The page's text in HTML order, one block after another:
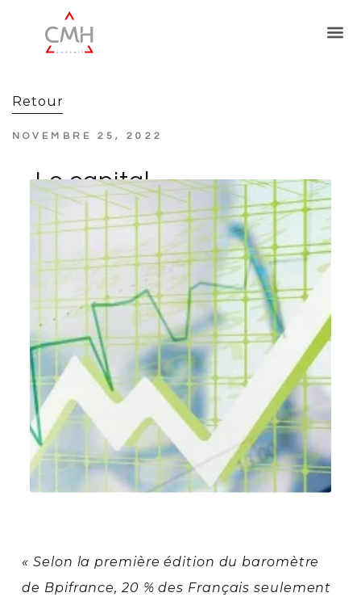
Retour
NOVEMBRE 25, 2022
Le capital
investissement en
manque de notoriété
« Selon la première édition du baromètre
de Bpifrance, 20 % des Français seulement